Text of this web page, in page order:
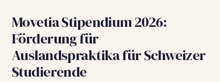
Movetia Stipendium 2026:
Förderung für
Auslandspraktika für Schweizer
Studierende